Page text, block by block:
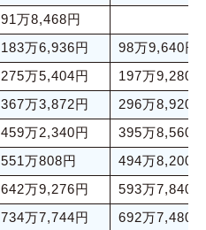
91万8,468円
183万6,936円
98万9,640円
275万5,404円
197万9,280円
367万3,872円
296万8,920円
459万2,340円
395万8,560円
551万808円
494万8,200円
642万9,276円
593万7,840円
734万7,744円
692万7,480円